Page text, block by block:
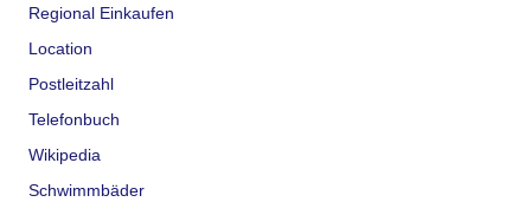
Regional Einkaufen
Location
Postleitzahl
Telefonbuch
Wikipedia
Schwimmbäder